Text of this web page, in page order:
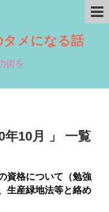
メになる話
術を
年10月 」 一覧
資格について（勉強
生産緑地法等と絡め